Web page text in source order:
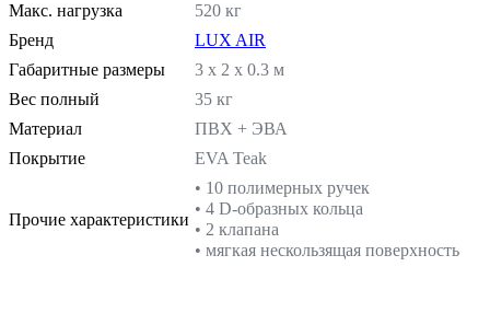
Макс. нагрузка
520 кг
Бренд
LUX AIR
Габаритные размеры
3 х 2 х 0.3 м
Вес полный
35 кг
Материал
ПВХ + ЭВА
Покрытие
EVA Teak
Прочие характеристики
• 10 полимерных ручек
• 4 D-образных кольца
• 2 клапана
• мягкая нескользящая поверхность